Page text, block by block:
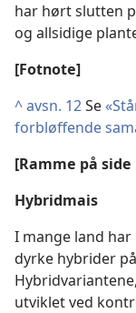
har hørt slutten
og allsidige
[Fotnote]
^avsn. 12Se
forbløffende
[Ramme på side
Hybridmais
I mange land
dyrke hybrider
utviklet ved